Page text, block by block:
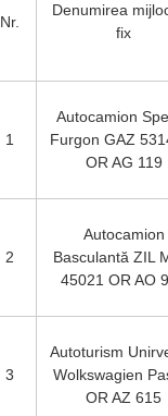
Nr.
Denumirea
fix
1
Autocamion
Furgon GAZ
OR AG 119
2
Autocamion
Basculantă ZIL
45021 OR AO
3
Autoturism
Wolkswagien
OR AZ 615